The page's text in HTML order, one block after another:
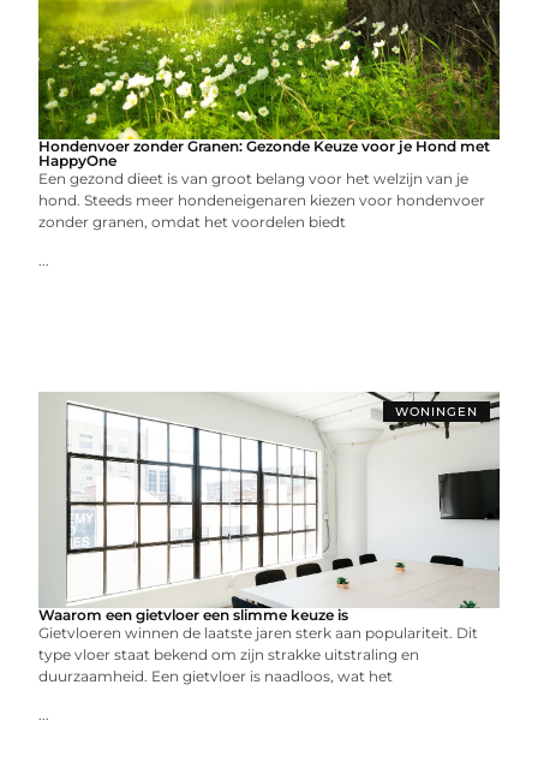
Hondenvoer zonder Granen: Gezonde Keuze voor je Hond met
HappyOne
Een gezond dieet is van groot belang voor het welzijn van je
hond. Steeds meer hondeneigenaren kiezen voor hondenvoer
zonder granen, omdat het voordelen biedt
...
WONINGEN
Waarom een gietvloer een slimme keuze is
Gietvloeren winnen de laatste jaren sterk aan populariteit. Dit
type vloer staat bekend om zijn strakke uitstraling en
duurzaamheid. Een gietvloer is naadloos, wat het
...